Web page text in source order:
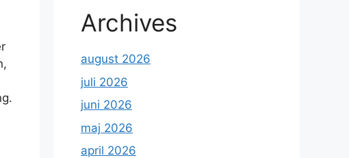
Archives
august 2026
juli 2026
juni 2026
maj 2026
april 2026